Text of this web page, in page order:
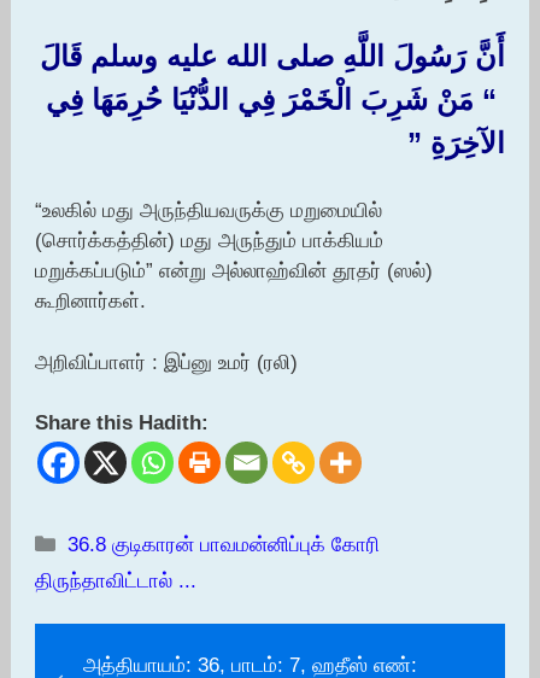
أَنَّ رَسُولَ اللَّهِ صلى الله عليه وسلم قَالَ
‏ “‏ مَنْ شَرِبَ الْخَمْرَ فِي الدُّنْيَا حُرِمَهَا فِي
الآخِرَةِ ‏”‏
“உலகில் மது அருந்தியவருக்கு மறுமையில்
(சொர்க்கத்தின்) மது அருந்தும் பாக்கியம்
மறுக்கப்படும்” என்று அல்லாஹ்வின் தூதர் (ஸல்)
கூறினார்கள்.
அறிவிப்பாளர் : இப்னு உமர் (ரலி)
Share this Hadith:
Categories
36.8 குடிகாரன் பாவமன்னிப்புக் கோரி
திருந்தாவிட்டால் ...
அத்தியாயம்: 36, பாடம்: 7, ஹதீஸ் எண்: